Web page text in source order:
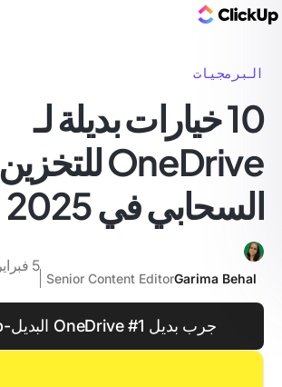
البرمجيات
10 خيارات بديلة لـ
OneDrive للتخزين
السحابي في 2025
Garima Behal
Senior Content Editor
5 فبراير 2025
جرب بديل OneDrive #1 البديل-ClickUp!